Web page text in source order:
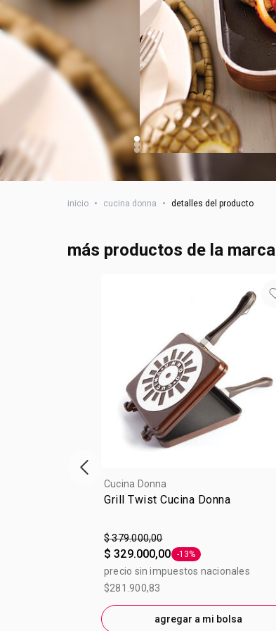
inicio • cucina donna • detalles del producto
más productos de la marca
Cucina Donna
Grill Twist Cucina Donna
$ 379.000,00
$ 329.000,00 Etiqueta -13%
-13%
precio sin impuestos nacionales
$281.900,83
agregar a mi bolsa
Vitrina de productos anterior